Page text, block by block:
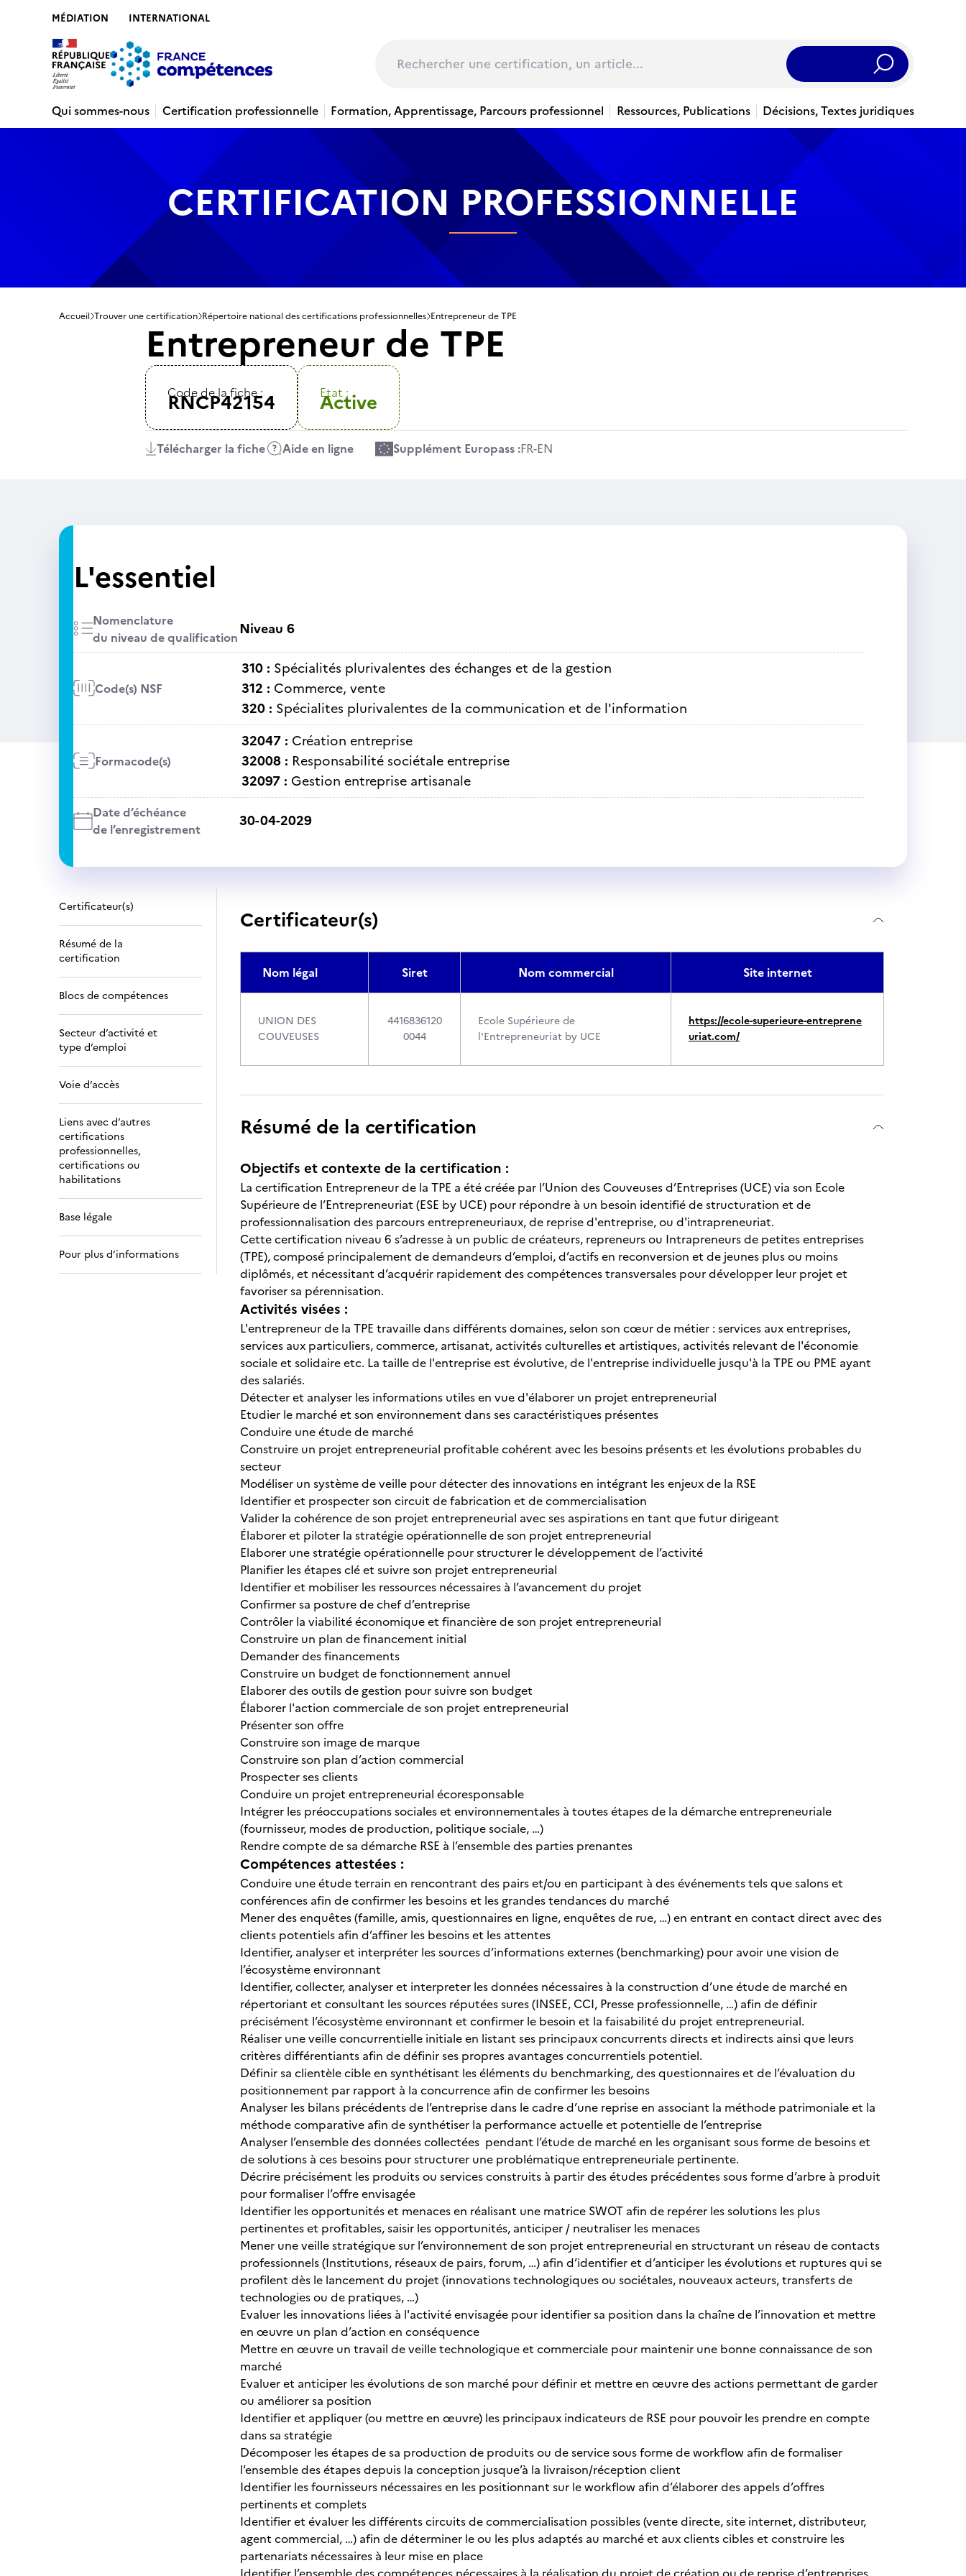
MÉDIATION INTERNATIONAL
Rechercher
Qui sommes-nous
Certification professionnelle Formation, Apprentissage, Parcours professionnel Ressources, Publications Décisions, Textes juridiques
CERTIFICATION PROFESSIONNELLE
Accueil Trouver une certification Répertoire national des certifications professionnelles Entrepreneur de TPE
Entrepreneur de TPE
Code de la fiche :
RNCP42154 Etat :
Active
Télécharger la fiche Aide en ligne Supplément Europass :FR-EN
L'essentiel
Nomenclature
du niveau de qualificationNiveau 6
Code(s) NSF
310 : Spécialités plurivalentes des échanges et de la gestion
312 : Commerce, vente
320 : Spécialites plurivalentes de la communication et de l'information
Formacode(s)
32047 : Création entreprise
32008 : Responsabilité sociétale entreprise
32097 : Gestion entreprise artisanale
Date d’échéance
de l’enregistrement
30-04-2029
Certificateur(s)
Résumé de la
certification
Blocs de compétences
Secteur d’activité et
type d’emploi
Voie d’accès
Liens avec d’autres
certifications
professionnelles,
certifications ou
habilitations
Base légale
Pour plus d’informations
Certificateur(s)
Nom légal Siret Nom commercial Site internet
UNION DES
COUVEUSES
4416836120
0044
Ecole Supérieure de
l'Entrepreneuriat by UCE
https://ecole-superieure-entreprene
uriat.com/
Résumé de la certification
Objectifs et contexte de la certification :
La certification Entrepreneur de la TPE a été créée par l’Union des Couveuses d’Entreprises (UCE) via son Ecole
Supérieure de l’Entrepreneuriat (ESE by UCE) pour répondre à un besoin identifié de structuration et de
professionnalisation des parcours entrepreneuriaux, de reprise d'entreprise, ou d'intrapreneuriat.
Cette certification niveau 6 s’adresse à un public de créateurs, repreneurs ou Intrapreneurs de petites entreprises
(TPE), composé principalement de demandeurs d’emploi, d’actifs en reconversion et de jeunes plus ou moins
diplômés, et nécessitant d’acquérir rapidement des compétences transversales pour développer leur projet et
favoriser sa pérennisation.
Activités visées :
L'entrepreneur de la TPE travaille dans différents domaines, selon son cœur de métier : services aux entreprises,
services aux particuliers, commerce, artisanat, activités culturelles et artistiques, activités relevant de l'économie
sociale et solidaire etc. La taille de l'entreprise est évolutive, de l'entreprise individuelle jusqu'à la TPE ou PME ayant
des salariés.
Détecter et analyser les informations utiles en vue d'élaborer un projet entrepreneurial
Etudier le marché et son environnement dans ses caractéristiques présentes
Conduire une étude de marché
Construire un projet entrepreneurial profitable cohérent avec les besoins présents et les évolutions probables du
secteur
Modéliser un système de veille pour détecter des innovations en intégrant les enjeux de la RSE
Identifier et prospecter son circuit de fabrication et de commercialisation
Valider la cohérence de son projet entrepreneurial avec ses aspirations en tant que futur dirigeant
Élaborer et piloter la stratégie opérationnelle de son projet entrepreneurial
Elaborer une stratégie opérationnelle pour structurer le développement de l’activité
Planifier les étapes clé et suivre son projet entrepreneurial
Identifier et mobiliser les ressources nécessaires à l’avancement du projet
Confirmer sa posture de chef d’entreprise
Contrôler la viabilité économique et financière de son projet entrepreneurial
Construire un plan de financement initial
Demander des financements
Construire un budget de fonctionnement annuel
Elaborer des outils de gestion pour suivre son budget
Élaborer l'action commerciale de son projet entrepreneurial
Présenter son offre
Construire son image de marque
Construire son plan d’action commercial
Prospecter ses clients
Conduire un projet entrepreneurial écoresponsable
Intégrer les préoccupations sociales et environnementales à toutes étapes de la démarche entrepreneuriale
(fournisseur, modes de production, politique sociale, …)
Rendre compte de sa démarche RSE à l’ensemble des parties prenantes
Compétences attestées :
Conduire une étude terrain en rencontrant des pairs et/ou en participant à des événements tels que salons et
conférences afin de confirmer les besoins et les grandes tendances du marché
Mener des enquêtes (famille, amis, questionnaires en ligne, enquêtes de rue, …) en entrant en contact direct avec des
clients potentiels afin d’affiner les besoins et les attentes
Identifier, analyser et interpréter les sources d’informations externes (benchmarking) pour avoir une vision de
l’écosystème environnant
Identifier, collecter, analyser et interpreter les données nécessaires à la construction d’une étude de marché en
répertoriant et consultant les sources réputées sures (INSEE, CCI, Presse professionnelle, …) afin de définir
précisément l’écosystème environnant et confirmer le besoin et la faisabilité du projet entrepreneurial.
Réaliser une veille concurrentielle initiale en listant ses principaux concurrents directs et indirects ainsi que leurs
critères différentiants afin de définir ses propres avantages concurrentiels potentiel.
Définir sa clientèle cible en synthétisant les éléments du benchmarking, des questionnaires et de l’évaluation du
positionnement par rapport à la concurrence afin de confirmer les besoins
Analyser les bilans précédents de l’entreprise dans le cadre d’une reprise en associant la méthode patrimoniale et la
méthode comparative afin de synthétiser la performance actuelle et potentielle de l’entreprise
Analyser l’ensemble des données collectées pendant l’étude de marché en les organisant sous forme de besoins et
de solutions à ces besoins pour structurer une problématique entrepreneuriale pertinente.
Décrire précisément les produits ou services construits à partir des études précédentes sous forme d’arbre à produit
pour formaliser l’offre envisagée
Identifier les opportunités et menaces en réalisant une matrice SWOT afin de repérer les solutions les plus
pertinentes et profitables, saisir les opportunités, anticiper / neutraliser les menaces
Mener une veille stratégique sur l’environnement de son projet entrepreneurial en structurant un réseau de contacts
professionnels (Institutions, réseaux de pairs, forum, …) afin d’identifier et d’anticiper les évolutions et ruptures qui se
profilent dès le lancement du projet (innovations technologiques ou sociétales, nouveaux acteurs, transferts de
technologies ou de pratiques, …)
Evaluer les innovations liées à l'activité envisagée pour identifier sa position dans la chaîne de l’innovation et mettre
en œuvre un plan d’action en conséquence
Mettre en œuvre un travail de veille technologique et commerciale pour maintenir une bonne connaissance de son
marché
Evaluer et anticiper les évolutions de son marché pour définir et mettre en œuvre des actions permettant de garder
ou améliorer sa position
Identifier et appliquer (ou mettre en œuvre) les principaux indicateurs de RSE pour pouvoir les prendre en compte
dans sa stratégie
Décomposer les étapes de sa production de produits ou de service sous forme de workflow afin de formaliser
l’ensemble des étapes depuis la conception jusque’à la livraison/réception client
Identifier les fournisseurs nécessaires en les positionnant sur le workflow afin d’élaborer des appels d’offres
pertinents et complets
Identifier et évaluer les différents circuits de commercialisation possibles (vente directe, site internet, distributeur,
agent commercial, …) afin de déterminer le ou les plus adaptés au marché et aux clients cibles et construire les
partenariats nécessaires à leur mise en place